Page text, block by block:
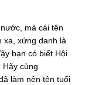
mà cái tên
xa, xứng danh là
bạn có biết Hội
cùng
làm nên tên tuổi